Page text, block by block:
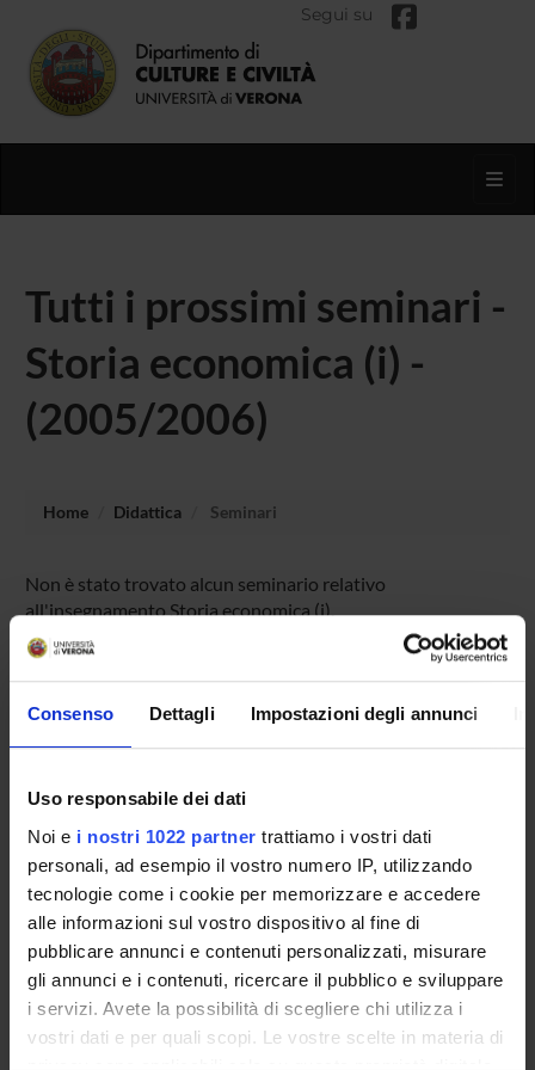
Consenso Dettagli Impostazioni degli annunci
Uso responsabile dei dati
Noi e i nostri 1022 partner trattiamo i vostri dati
personali, ad esempio il vostro numero IP, utilizzando
tecnologie come i cookie per memorizzare e accedere
alle informazioni sul vostro dispositivo al fine di
pubblicare annunci e contenuti personalizzati, misurare
gli annunci e i contenuti, ricercare il pubblico e sviluppare
i servizi. Avete la possibilità di scegliere chi utilizza i
vostri dati e per quali scopi. Le vostre scelte in materia di
privacy sono applicabili solo su questa proprietà digitale
Segui su
Tutti i prossimi seminari -
Storia economica (i) -
(2005/2006)
Home Didattica Seminari
Non è stato trovato alcun seminario relativo
all'insegnamento Storia economica (i).
OFFERTA FORMATIVA
SUPERIORE
Contatti
Persone
Luoghi
Calendario